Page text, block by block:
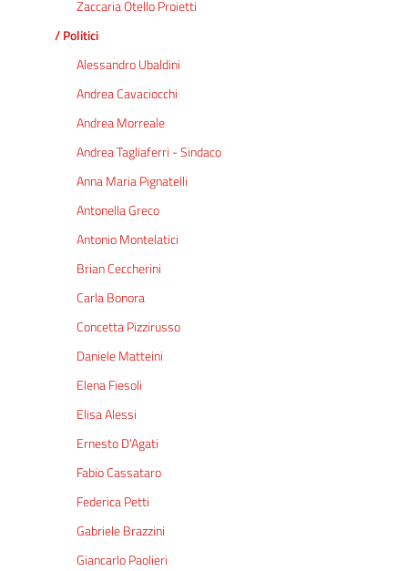
Zaccaria Otello Proietti
/ Politici
Alessandro Ubaldini
Andrea Cavaciocchi
Andrea Morreale
Andrea Tagliaferri - Sindaco
Anna Maria Pignatelli
Antonella Greco
Antonio Montelatici
Brian Ceccherini
Carla Bonora
Concetta Pizzirusso
Daniele Matteini
Elena Fiesoli
Elisa Alessi
Ernesto D'Agati
Fabio Cassataro
Federica Petti
Gabriele Brazzini
Giancarlo Paolieri